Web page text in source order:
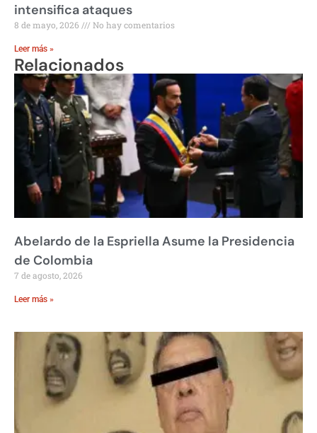
intensifica ataques
8 de mayo, 2026 No hay comentarios
Leer más »
Relacionados
Abelardo de la Espriella Asume la Presidencia
de Colombia
7 de agosto, 2026
Leer más »